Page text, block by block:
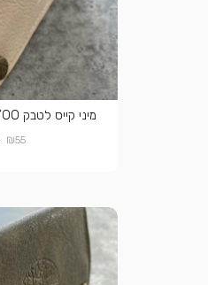
מיני קייס לטבק TAIYOO - לבן - PALM
₪55